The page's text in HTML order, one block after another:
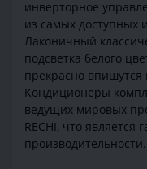
инверторное
из самых доступных
Лаконичный
подсветка белого
прекрасно
Кондиционеры
ведущих мировых
RECHI, что